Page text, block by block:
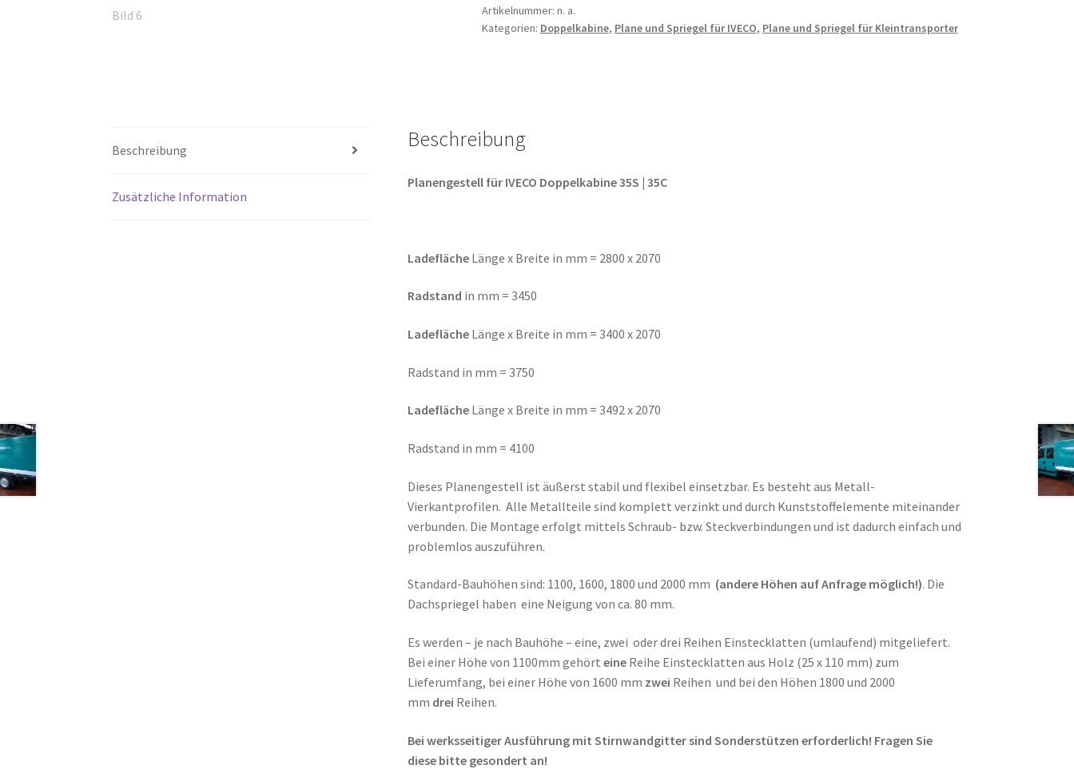
IVECO
Doppelkabine
Radstand
3450mm,
4100mm
Artikelnummer: n. a.
Kategorien: Doppelkabine, Plane und Spriegel für IVECO, Plane und Spriegel für Kleintransporter
Beschreibung
Zusätzliche Information
Beschreibung
Planengestell für IVECO Doppelkabine 35S | 35C
Ladefläche Länge x Breite in mm = 2800 x 2070
Radstand in mm = 3450
Ladefläche Länge x Breite in mm = 3400 x 2070
Radstand in mm = 3750
Ladefläche Länge x Breite in mm = 3492 x 2070
Radstand in mm = 4100
Dieses Planengestell ist äußerst stabil und flexibel einsetzbar. Es besteht aus Metall-
Vierkantprofilen. Alle Metallteile sind komplett verzinkt und durch Kunststoffelemente miteinander
verbunden. Die Montage erfolgt mittels Schraub- bzw. Steckverbindungen und ist dadurch einfach und
problemlos auszuführen.
Standard-Bauhöhen sind: 1100, 1600, 1800 und 2000 mm (andere Höhen auf Anfrage möglich!). Die
Dachspriegel haben eine Neigung von ca. 80 mm.
Es werden – je nach Bauhöhe – eine, zwei oder drei Reihen Einstecklatten (umlaufend) mitgeliefert.
Bei einer Höhe von 1100mm gehörteine Reihe Einstecklatten aus Holz (25 x 110 mm) zum
Lieferumfang, bei einer Höhe von 1600 mm zwei Reihen und bei den Höhen 1800 und 2000
mm drei Reihen.
Bei werksseitiger Ausführung mit Stirnwandgitter sind Sonderstützen erforderlich! Fragen Sie
diese bitte gesondert an!